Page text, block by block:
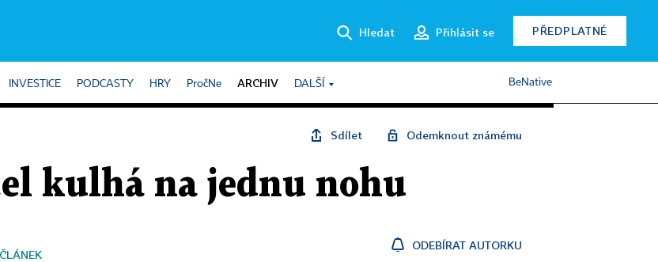
Hledat Přihlásit se PŘEDPLATNÉ
INVESTICE PODCASTY HRY PročNe ARCHIV DALŠÍ BeNative
Sdílet Odemknout známému
kulhá na jednu nohu
ODEBÍRAT AUTORKU